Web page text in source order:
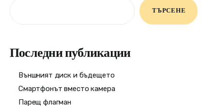
ТЪРСЕНЕ
Последни публикации
Външният диск и бъдещето
Смартфонът вместо камера
Парещ флагман